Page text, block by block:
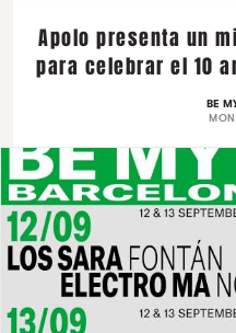
Apolo presenta un
para celebrar el 10
BE